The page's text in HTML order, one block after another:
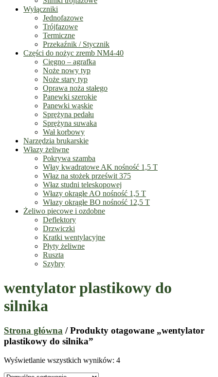
Wyłączniki
Jednofazowe
Trójfazowe
Termiczne
Przekaźnik / Stycznik
Części do nożyc zremb NM4-40
Cięgno – agrafka
Noże nowy typ
Noże stary typ
Oprawa noża stałego
Panewki szerokie
Panewki wąskie
Sprężyna pedału
Sprężyna suwaka
Wał korbowy
Narzędzia brukarskie
Włazy żeliwne
Pokrywa szamba
Włay kwadratowe AK nośność 1,5 T
Właz na stożek prześwit 375
Właz studni teleskopowej
Włazy okrągłe AO nośność 1,5 T
Włazy okrągłe BO nośność 12,5 T
Żeliwo piecowe i ozdobne
Deflektory
Drzwiczki
Kratki wentylacyjne
Płyty żeliwne
Ruszta
Szybry
wentylator plastikowy do
silnika
Strona główna / Produkty otagowane „wentylator
plastikowy do silnika”
Wyświetlanie wszystkich wyników: 4